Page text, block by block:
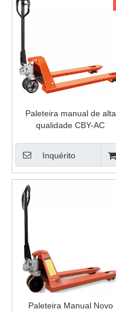
Paleteira manual de alta
qualidade CBY-AC
Inquérito
Paleteira Manual Novo